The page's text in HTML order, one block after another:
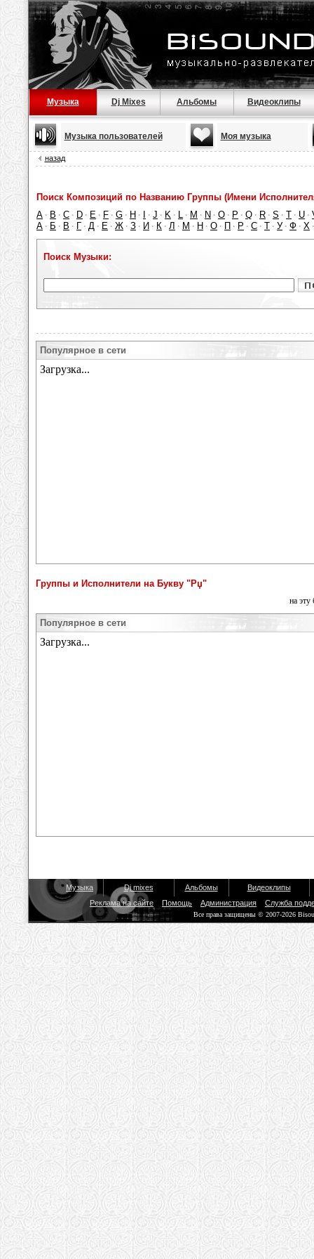
Музыка Dj Mixes Альбомы Видеоклипы
Музыка пользователей Моя музыка
назад
Поиск Композиций по Названию Группы (Имени
A · B · C · D · E · F · G · H · · J · K · L · M · N · O · P · Q · R · S · T · U ·
А · Б · В · Г · Д · Е · Ж · З · И · К · Л · М · Н · О · П · Р · С · Т · У · Ф · Х
Поиск Музыки:
Популярное в сети
Группы и Исполнители на Букву "Рџ"
на эту
Популярное в сети
Музыка Dj mixes Альбомы
Видеоклипы
Реклама на сайте
Помощь Администрация Служба
Все права защищены © 2007-2026